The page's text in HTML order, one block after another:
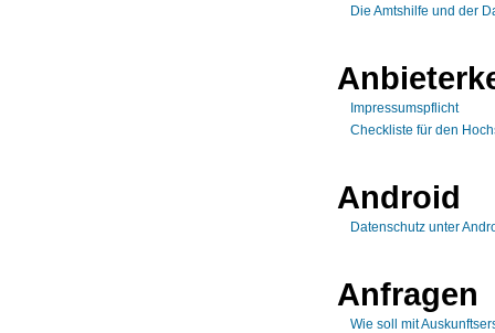
Die Amtshilfe und der
Impressumspflicht
Checkliste für den
Android
Datenschutz unter
Anfragen
Wie soll mit